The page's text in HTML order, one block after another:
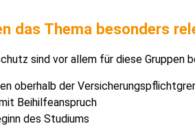
das Thema besonders
sind vor allem für diese Gruppen
oberhalb der
Beihilfeanspruch
des Studiums